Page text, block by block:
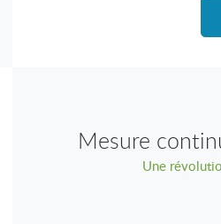
Mesure
Une